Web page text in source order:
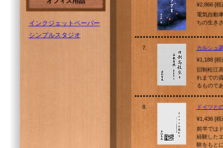
インクジェットペーパー
シンプルスタジオ
¥2,866 [
電気自動
ちの生き
7.
カルシュ
¥1,188 [
旧制松江
れまでの
るもので
8.
ドイツと
¥1,436 [
前半では
経験した
験をもと